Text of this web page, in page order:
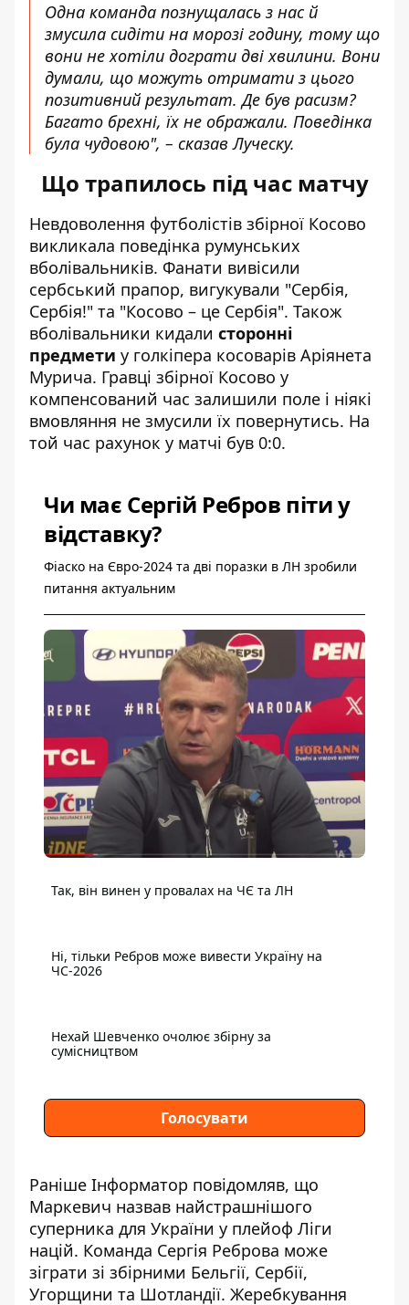
Одна команда познущалась з нас й
змусила сидіти на морозі годину, тому що
вони не хотіли дограти дві хвилини. Вони
думали, що можуть отримати з цього
позитивний результат. Де був расизм?
Багато брехні, їх не ображали. Поведінка
була чудовою", – сказав Луческу.
Що трапилось під час матчу
Невдоволення футболістів збірної Косово
викликала поведінка румунських
вболівальників. Фанати вивісили
сербський прапор, вигукували "Сербія,
Сербія!" та "Косово – це Сербія". Також
вболівальники кидали сторонні
предмети у голкіпера косоварів Аріянета
Мурича. Гравці збірної Косово у
компенсований час залишили поле і ніякі
вмовляння не змусили їх повернутись. На
той час рахунок у матчі був 0:0.
Чи має Сергій Ребров піти у
відставку?
Фіаско на Євро-2024 та дві поразки в ЛН зробили
питання актуальним
Так, він винен у провалах на ЧЄ та ЛН
Ні, тільки Ребров може вивести Україну на
ЧС-2026
Нехай Шевченко очолює збірну за
сумісництвом
Голосувати
Раніше Інформатор повідомляв, що
Маркевич назвав найстрашнішого
суперника для України у плейоф Ліги
націй. Команда Сергія Реброва може
зіграти зі збірними Бельгії, Сербії,
Угорщини та Шотландії. Жеребкування